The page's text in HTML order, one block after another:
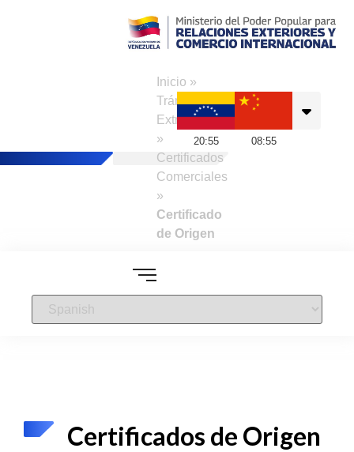
Inicio »
Trámites a
Extranjeros
»
Certificados
Comerciales
»
Certificado
de Origen
20:55 08:55
Certificados de Origen